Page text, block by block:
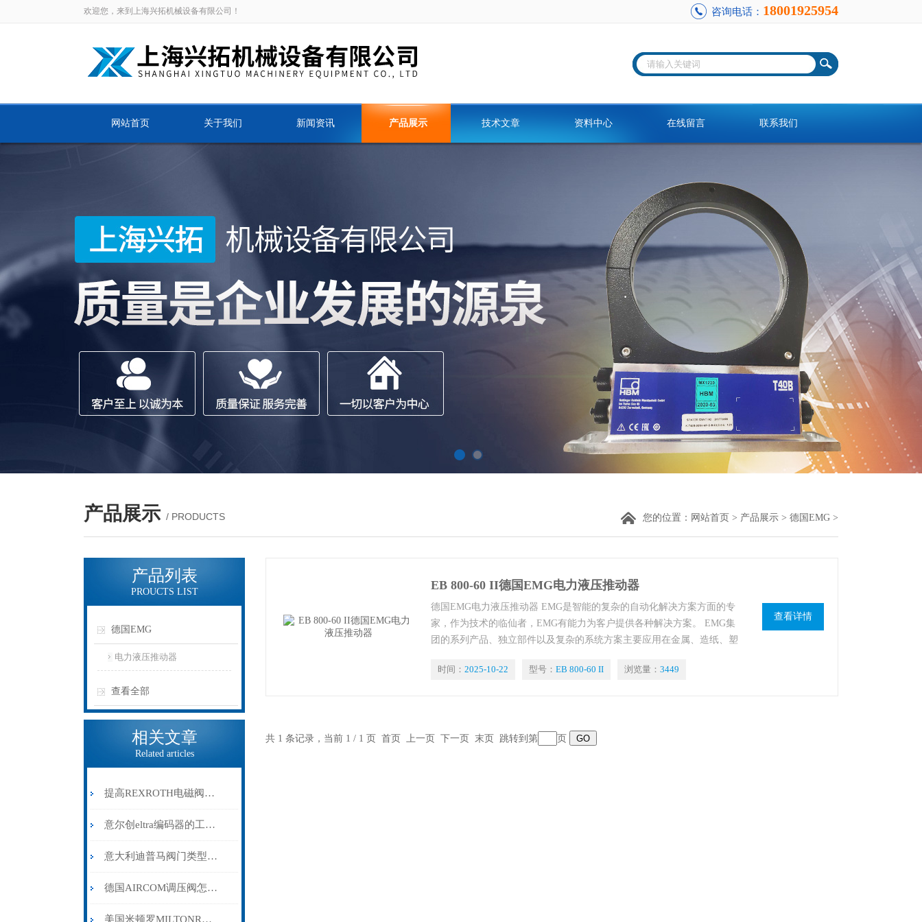
欢迎您，来到上海兴拓机械设备有限公司！ 咨询电话： 18001925954
网站首页 关于我们 新闻资讯 产品展示 技术文章 资料中心 在线留言 联系我们
产品展示 / PRODUCTS 您的位置： 网站首页 > 产品展示 > 德国EMG >
产品列表
PROUCTS LIST
德国EMG
电力液压推动器
查看全部
相关文章
Related articles
提高REXROTH电磁阀使用寿命的维护与保养技巧
意尔创eltra编码器的工作及分类原理
意大利迪普马阀门类型简介
德国AIRCOM调压阀怎样选型
美国米顿罗MILTONROY计量泵的特点和操作注意事项
EB 800-60 II德国EMG电力液压推动器
德国EMG电力液压推动器 EMG是智能的复杂的自动化解决方案方面的专
家，作为技术的临仙者，EMG有能力为客户提供各种解决方案。 EMG集
团的系列产品、独立部件以及复杂的系统方案主要应用在金属、造纸、塑
时也是连续成长和不断开拓新市场和销售领域的70年。
时间： 2025-10-22 型号： EB 800-60 II 浏览量： 3449
查看详情
共 1 条记录，当前 1 / 1 页 首页 上一页 下一页 末页 跳转到第 页